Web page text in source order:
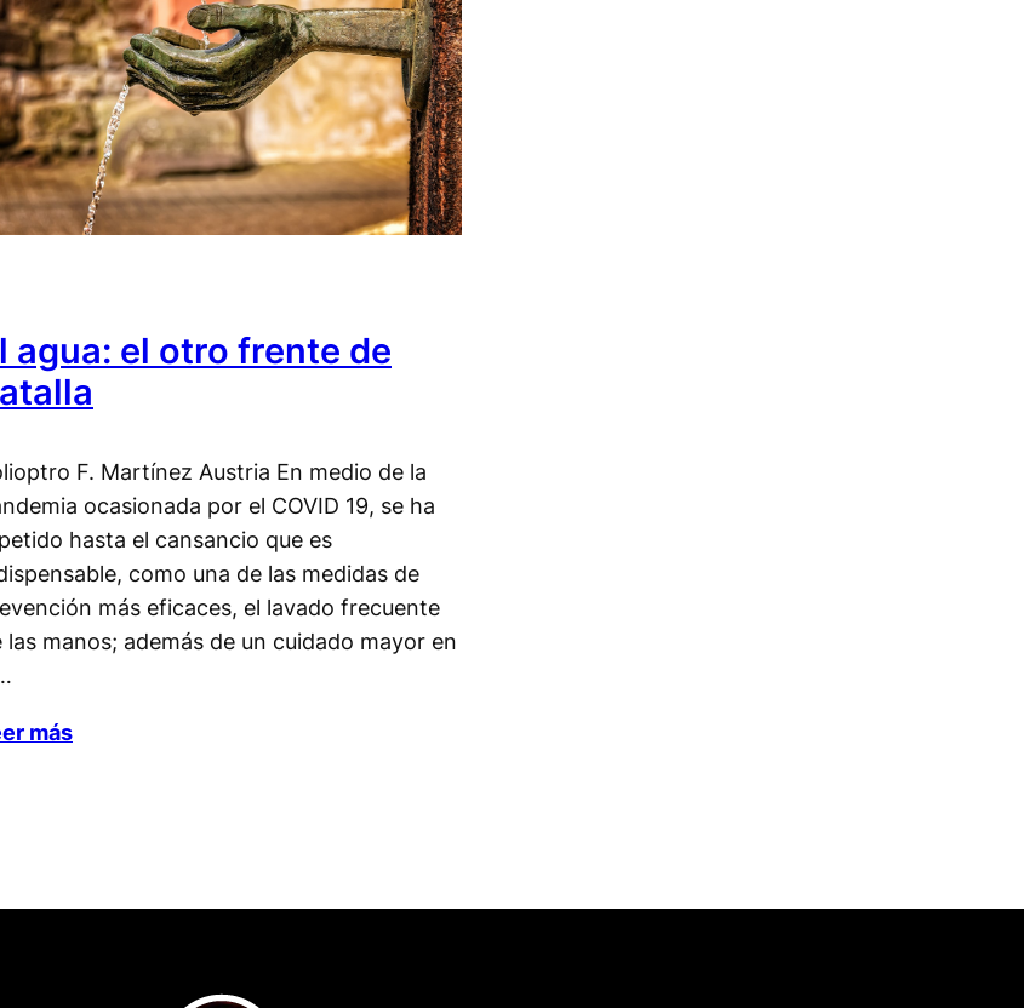
agua: el otro frente de
F. Martínez Austria En medio de la
ocasionada por el COVID 19, se ha
hasta el cansancio que es
como una de las medidas de
más eficaces, el lavado frecuente
las manos; además de un cuidado mayor en
más